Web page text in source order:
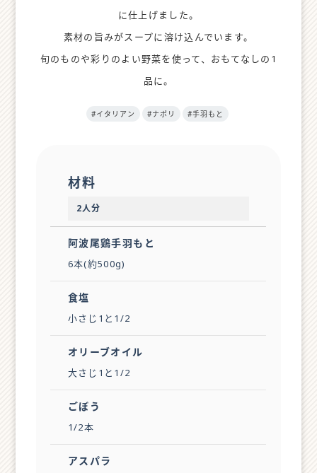
に仕上げました。
素材の旨みがスープに溶け込んでいます。
旬のものや彩りのよい野菜を使って、おもてなしの1
品に。
#イタリアン #ナポリ #手羽もと
材料
2人分
阿波尾鶏手羽もと
6本(約500g)
食塩
小さじ1と1/2
オリーブオイル
大さじ1と1/2
ごぼう
1/2本
アスパラ